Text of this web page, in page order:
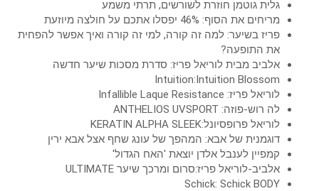
גלית גוטמן חוזרת לשורשים, תרתי משמע
מריחים את הסוף: 46% יפסלו אתכם על חולצה מיוזעת
פריז בשיער: למה זה קורה, למי זה קורה ואיך אפשר להפחית
את התופעה?
אלביב מבית לוריאל פריז: סדרת מסכות שיער חדשה
Intuition:Intuition Blossom
לוריאל פריז: Infallible Laque Resistance
לה רוש-פוזה: ANTHELIOS UVSPORT
לוריאל פרופסיונל:KERATIN ALPHA SLEEK
דוגמנית של אבא: המהפך של עונג שחף אצל אבא ירין
קמפיין לענבל אלדן יוצאת 'האח הגדול'
אלביב-לוריאל פריז:סרום ומרכך שיער ULTIMATE
Schick: Schick BODY